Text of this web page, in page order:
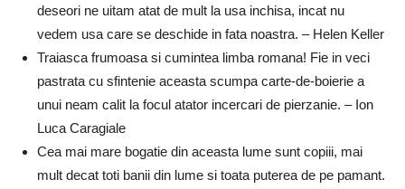
deseori ne uitam atat de mult la usa inchisa, incat nu
vedem usa care se deschide in fata noastra. – Helen Keller
Traiasca frumoasa si cumintea limba romana! Fie in veci
pastrata cu sfintenie aceasta scumpa carte-de-boierie a
unui neam calit la focul atator incercari de pierzanie. – Ion
Luca Caragiale
Cea mai mare bogatie din aceasta lume sunt copiii, mai
mult decat toti banii din lume si toata puterea de pe pamant.